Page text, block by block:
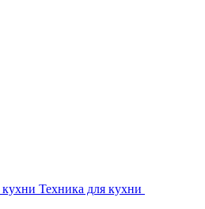
Техника для кухни